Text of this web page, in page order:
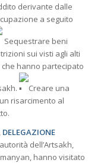
derivante dalle
a seguito
Sequestrare beni
sui visti agli alti
hanno partecipato
Creare una
risarcimento al
DELEGAZIONE
dell’Artsakh,
hanno visitato